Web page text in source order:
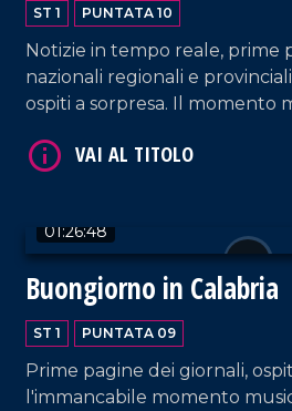
ST 1 PUNTATA 10
Notizie in tempo reale, prime
nazionali regionali e
ospiti a sorpresa. Il momento
01:26:48
Buongiorno in Calabria
ST 1 PUNTATA 09
Prime pagine dei giornali,
l'immancabile momento